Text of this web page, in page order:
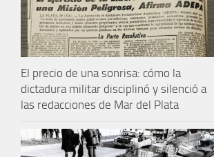
El precio de una sonrisa: cómo la
dictadura militar disciplinó y silenció a
las redacciones de Mar del Plata